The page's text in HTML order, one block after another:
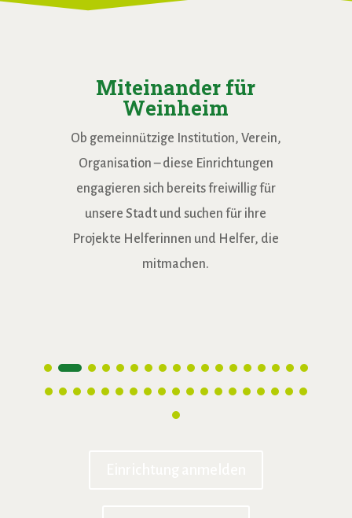
Miteinander für
Weinheim
Ob gemeinnützige Institution, Verein,
Organisation – diese Einrichtungen
engagieren sich bereits freiwillig für
unsere Stadt und suchen für ihre
Projekte Helferinnen und Helfer, die
mitmachen.